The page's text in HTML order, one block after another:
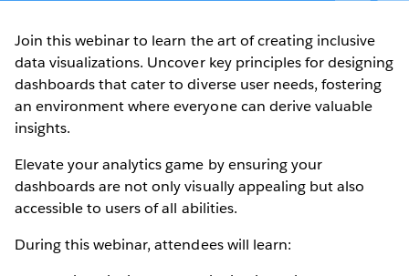
Join this webinar to learn the art of creating inclusive
data visualizations. Uncover key principles for designing
dashboards that cater to diverse user needs, fostering
an environment where everyone can derive valuable
insights.
Elevate your analytics game by ensuring your
dashboards are not only visually appealing but also
accessible to users of all abilities.
During this webinar, attendees will learn: